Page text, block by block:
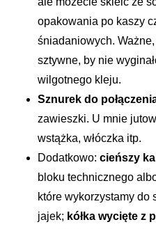
opakowania po kaszy
śniadaniowych. Ważne,
sztywne, by nie
wilgotnego kleju.
Sznurek do
zawieszki. U mnie
wstążka, włóczka itp.
Dodatkowo:cieńszy
bloku technicznego
które wykorzystamy do
jajek; kółka wycięte z